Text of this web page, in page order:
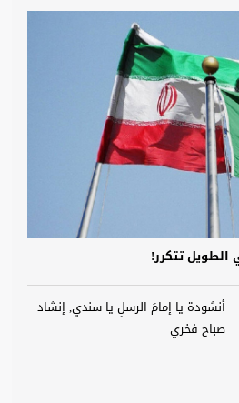
الطويل تتكرر!
أنشودة يا إمامَ الرسلِ يا سندي, إنشاد
صباح فخري